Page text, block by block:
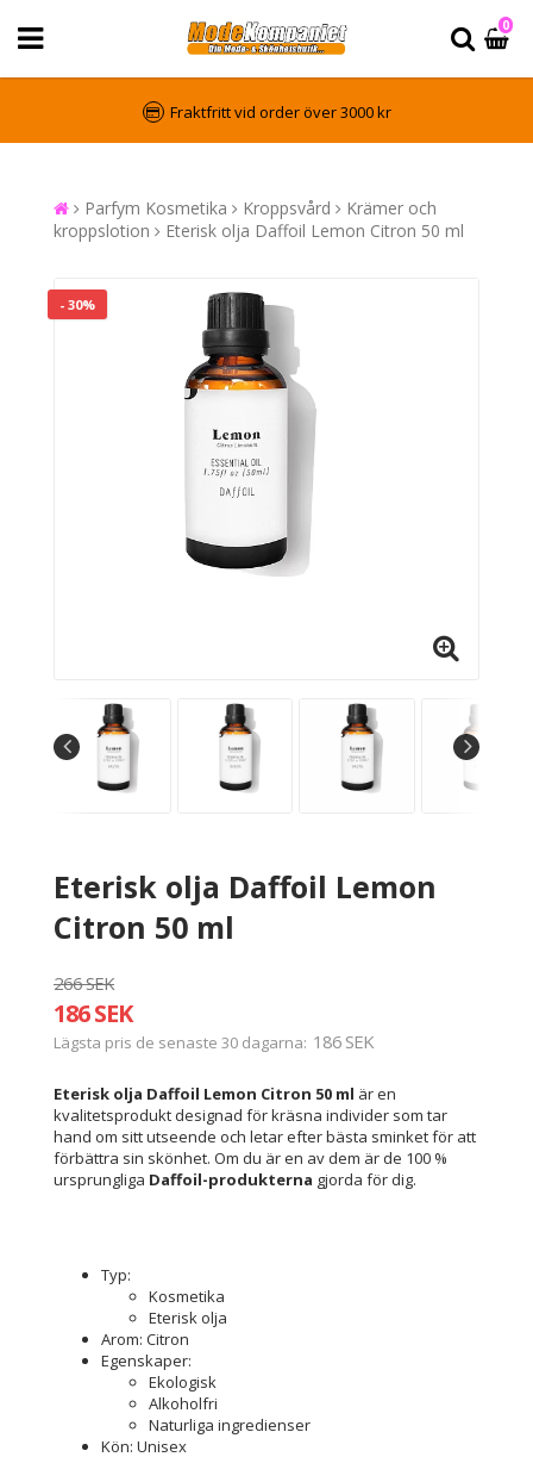
0
Fraktfritt vid order över 3000 kr
Parfym Kosmetika Kroppsvård
Krämer och
kroppslotion
Eterisk olja Daffoil Lemon Citron 50 ml
- 30%
Eterisk olja Daffoil Lemon
Citron 50 ml
266 SEK
186 SEK
Lägsta pris de senaste 30 dagarna 186 SEK
Eterisk olja Daffoil Lemon Citron 50 ml är en
kvalitetsprodukt designad för kräsna individer som tar
hand om sitt utseende och letar efter bästa sminket för att
förbättra sin skönhet. Om du är en av dem är de 100 %
ursprungliga Daffoil-produkterna gjorda för dig.
Typ:
Kosmetika
Eterisk olja
Arom: Citron
Egenskaper:
Ekologisk
Alkoholfri
Naturliga ingredienser
Kön: Unisex